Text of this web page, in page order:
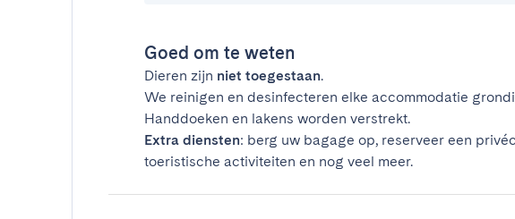
Goed om te weten
Dieren zijn niet toegestaan.
We reinigen en desinfecteren elke accommodatie
Handdoeken en lakens worden verstrekt.
Extra diensten: berg uw bagage op, reserveer een
toeristische activiteiten en nog veel meer.